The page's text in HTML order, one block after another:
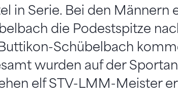
in Serie. Bei den Männern
die Podestspitze
Schübelbach
wurden auf der
elf STV-LMM-Meister